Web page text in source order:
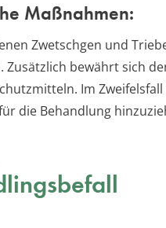
Maßnahmen:
Zwetschgen und
Zusätzlich bewährt sich
Im Zweifelsfall
die Behandlung